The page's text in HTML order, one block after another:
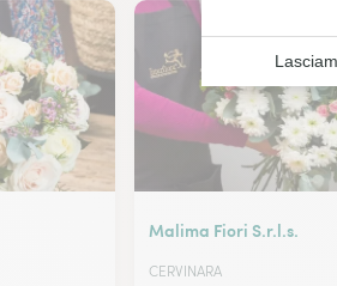
Malima Fiori S.r.l.s.
CERVINARA